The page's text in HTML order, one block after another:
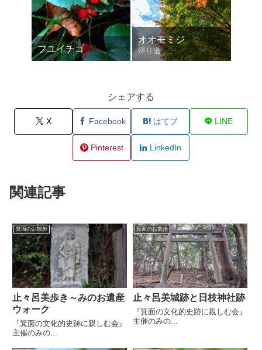
フユイチゴ
オオモミジ
帰り道
シェアする
X Facebook はてブ LINE
Pinterest LinkedIn
関連記事
箕面のお散歩
止々呂美歩き～みのお遺産
ウォーク
『箕面の文化的史跡に親しむ会』
主催のみの...
箕面のお散歩
止々呂美城跡と日枝神社跡
『箕面の文化的史跡に親しむ会』
主催のみの...